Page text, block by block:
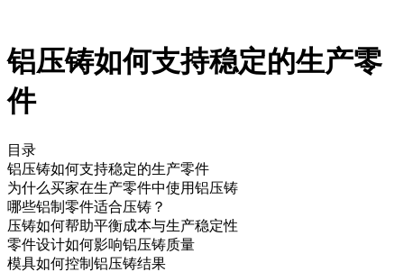
铝压铸如何支持稳定的生产零
件
目录
铝压铸如何支持稳定的生产零件
为什么买家在生产零件中使用铝压铸
哪些铝制零件适合压铸？
压铸如何帮助平衡成本与生产稳定性
零件设计如何影响铝压铸质量
模具如何控制铝压铸结果